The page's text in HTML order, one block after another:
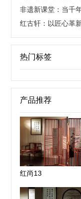
非遗新课堂：当千
红古轩：以匠心革
热门标签
产品推荐
红尚13